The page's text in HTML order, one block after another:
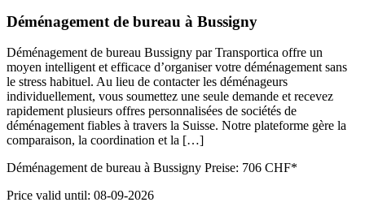
Déménagement de bureau à Bussigny
Déménagement de bureau Bussigny par Transportica offre un
moyen intelligent et efficace d’organiser votre déménagement sans
le stress habituel. Au lieu de contacter les déménageurs
individuellement, vous soumettez une seule demande et recevez
rapidement plusieurs offres personnalisées de sociétés de
déménagement fiables à travers la Suisse. Notre plateforme gère la
comparaison, la coordination et la […]
Déménagement de bureau à Bussigny Preise: 706 CHF*
Price valid until: 08-09-2026